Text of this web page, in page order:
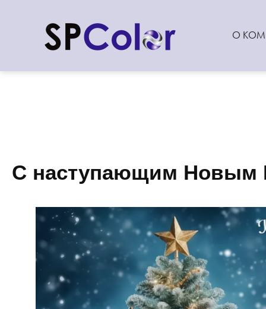
О
С наступающим Новым